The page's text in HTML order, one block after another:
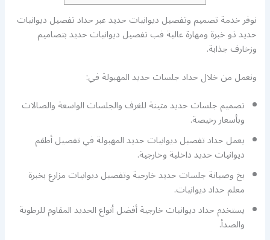
نوفر خدمة تصميم وتفصيل ديوانيات حديد عبر حداد تفصيل ديوانيات
حديد ذو خبرة ومهارة عالية فب تفصيل ديوانيات حديد بتصاميم
وزخارف جذابة.
ونعمل من خلال حداد جلسات حديد المهبولة في:
تصميم جلسات حديد متينة للغرف والجلسات الواسعة والصالات
وبأسعار رخيصة.
يعمل حداد تفصيل ديوانيات حديد المهبولة في تفصيل أطقم
ديوانيات حديد داخلية وخارجية.
بخ وصيانة جلسات حديد خارجية وتفصيل ديوانيات مزارع بخبرة
معلم حداد ديوانيات.
يستخدم حداد ديوانيات خارجية أفضل أنواع الحديد المقاوم للرطوبة
والصدأ.